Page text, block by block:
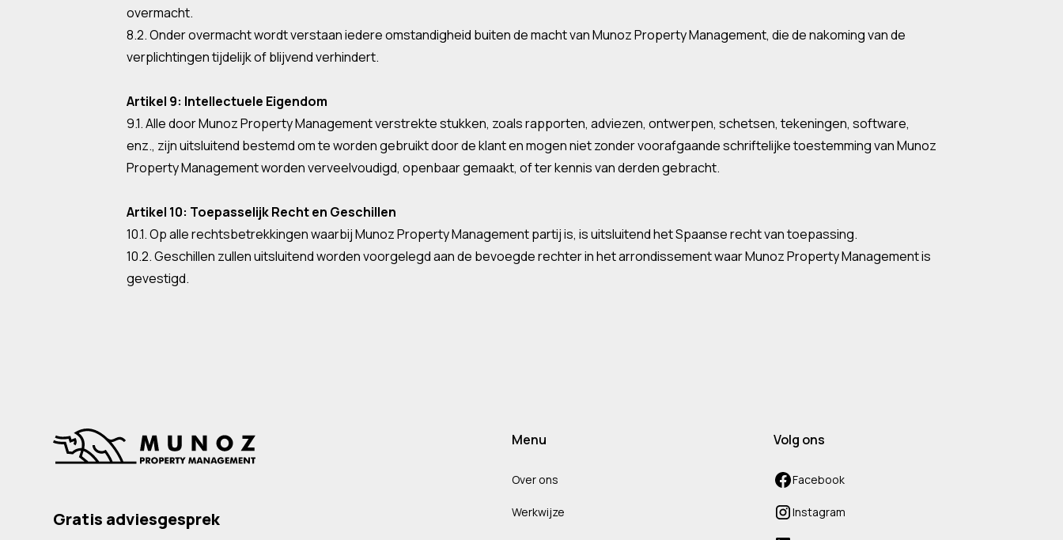
overmacht.
8.2. Onder overmacht wordt verstaan iedere omstandigheid buiten de macht van Munoz Property Management, die de nakoming van de
verplichtingen tijdelijk of blijvend verhindert.
Artikel 9: Intellectuele Eigendom
9.1. Alle door Munoz Property Management verstrekte stukken, zoals rapporten, adviezen, ontwerpen, schetsen, tekeningen, software,
enz., zijn uitsluitend bestemd om te worden gebruikt door de klant en mogen niet zonder voorafgaande schriftelijke toestemming van Munoz
Property Management worden verveelvoudigd, openbaar gemaakt, of ter kennis van derden gebracht.
Artikel 10: Toepasselijk Recht en Geschillen
10.1. Op alle rechtsbetrekkingen waarbij Munoz Property Management partij is, is uitsluitend het Spaanse recht van toepassing.
10.2. Geschillen zullen uitsluitend worden voorgelegd aan de bevoegde rechter in het arrondissement waar Munoz Property Management is
gevestigd.
Gratis adviesgesprek
Menu
Over ons
Werkwijze
Volg ons
Facebook
Instagram